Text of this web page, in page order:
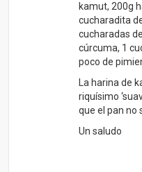
kamut, 200g
cucharadita
cucharadas
cúrcuma, 1
poco de
La harina de
riquísimo
que el pan no
Un saludo